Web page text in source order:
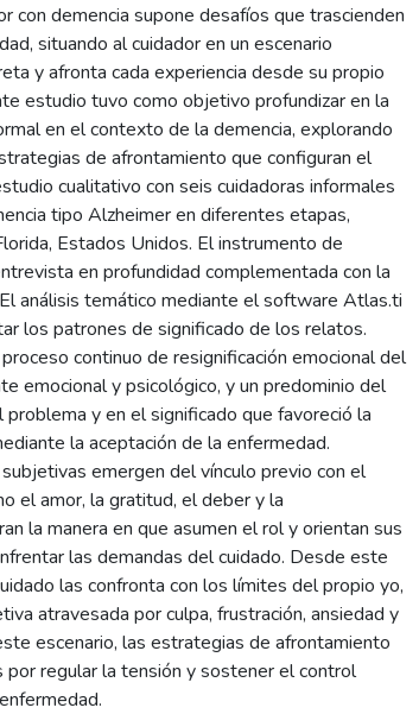
con demencia supone desafíos que trascienden
situando al cuidador en un escenario
y afronta cada experiencia desde su propio
estudio tuvo como objetivo profundizar en la
en el contexto de la demencia, explorando
de afrontamiento que configuran el
cualitativo con seis cuidadoras informales
tipo Alzheimer en diferentes etapas,
Estados Unidos. El instrumento de
en profundidad complementada con la
análisis temático mediante el software Atlas.ti
los patrones de significado de los relatos.
continuo de resignificación emocional del
emocional y psicológico, y un predominio del
y en el significado que favoreció la
la aceptación de la enfermedad.
emergen del vínculo previo con el
el amor, la gratitud, el deber y la
la manera en que asumen el rol y orientan sus
las demandas del cuidado. Desde este
las confronta con los límites del propio yo,
atravesada por culpa, frustración, ansiedad y
escenario, las estrategias de afrontamiento
regular la tensión y sostener el control